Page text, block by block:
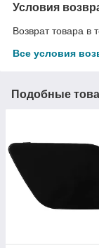
Условия
Возврат товара в
Все условия
Подобные